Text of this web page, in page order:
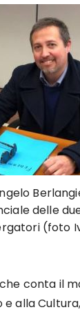
delle
(foto
conta il
e alla